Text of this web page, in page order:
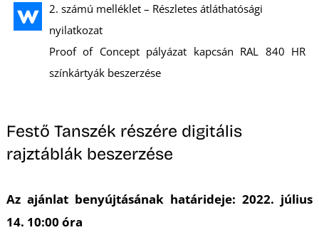
2. számú melléklet – Részletes átláthatósági
nyilatkozat
Proof of Concept pályázat kapcsán RAL 840 HR
színkártyák beszerzése
Festő Tanszék részére digitális
rajztáblák beszerzése
Az ajánlat benyújtásának határideje: 2022. július
14. 10:00 óra